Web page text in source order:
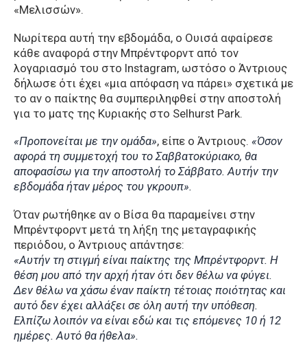
«Μελισσών».
Νωρίτερα αυτή την εβδομάδα, ο Ουισά αφαίρεσε
κάθε αναφορά στην Μπρέντφορντ από τον
λογαριασμό του στο Instagram, ωστόσο ο Άντριους
δήλωσε ότι έχει «μια απόφαση να πάρει» σχετικά με
το αν ο παίκτης θα συμπεριληφθεί στην αποστολή
για το ματς της Κυριακής στο Selhurst Park.
«Προπονείται με την ομάδα», είπε ο Άντριους. «Όσον
αφορά τη συμμετοχή του το Σαββατοκύριακο, θα
αποφασίσω για την αποστολή το Σάββατο. Αυτήν την
εβδομάδα ήταν μέρος του γκρουπ».
Όταν ρωτήθηκε αν ο Βίσα θα παραμείνει στην
Μπρέντφορντ μετά τη λήξη της μεταγραφικής
περιόδου, ο Άντριους απάντησε:
«Αυτήν τη στιγμή είναι παίκτης της Μπρέντφορντ. Η
θέση μου από την αρχή ήταν ότι δεν θέλω να φύγει.
Δεν θέλω να χάσω έναν παίκτη τέτοιας ποιότητας και
αυτό δεν έχει αλλάξει σε όλη αυτή την υπόθεση.
Ελπίζω λοιπόν να είναι εδώ και τις επόμενες 10 ή 12
ημέρες. Αυτό θα ήθελα».